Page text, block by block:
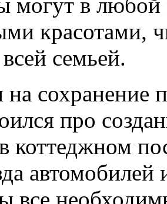
красотами,
семьей.
на сохранение
про
коттеджном
все